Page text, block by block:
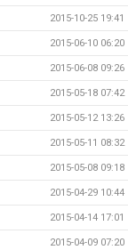
2015-10-25 19:41
2015-06-10 06:20
2015-06-08 09:26
2015-05-18 07:42
2015-05-12 13:26
2015-05-11 08:32
2015-05-08 09:18
2015-04-29 10:44
2015-04-14 17:01
2015-04-09 07:20